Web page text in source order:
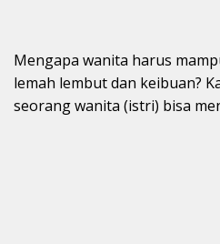
Mengapa wanita harus
lemah lembut dan keibuan?
seorang wanita (istri) bisa